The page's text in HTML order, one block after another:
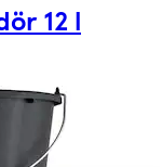
12 l